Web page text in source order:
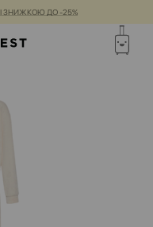
ЗНИЖКОЮ ДО -25%